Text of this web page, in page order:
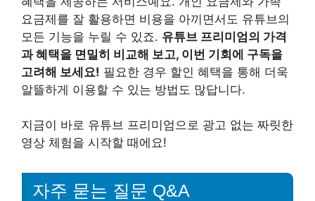
요금제를 잘 활용하면 비용을 아끼면서도 유튜브의
모든 기능을 누릴 수 있죠. 유튜브 프리미엄의 가격
과 혜택을 면밀히 비교해 보고, 이번 기회에 구독을
고려해 보세요! 필요한 경우 할인 혜택을 통해 더욱
알뜰하게 이용할 수 있는 방법도 많답니다.
지금이 바로 유튜브 프리미엄으로 광고 없는 짜릿한
영상 체험을 시작할 때에요!
자주 묻는 질문 Q&A